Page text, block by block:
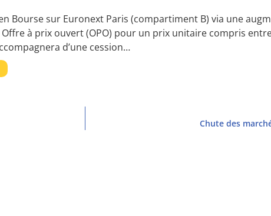
Bourse sur Euronext Paris (compartiment B) via une
à prix ouvert (OPO) pour un prix unitaire compris
d’une cession…
Chute des